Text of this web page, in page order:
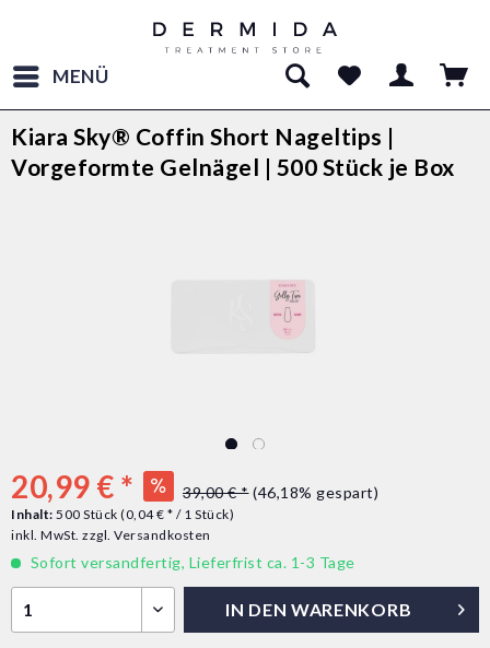
MENÜ
Kiara Sky® Coffin Short Nageltips |
Vorgeformte Gelnägel | 500 Stück je Box
20,99 € * 39,00 € * (46,18% gespart)
Inhalt: 500 Stück (0,04 € * / 1 Stück)
inkl. MwSt. zzgl. Versandkosten
Sofort versandfertig, Lieferfrist ca. 1-3 Tage
IN DEN WARENKORB